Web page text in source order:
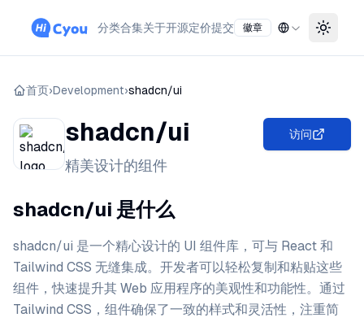
分类合集关于开源定价提交 徽章
首页›Development›shadcn/ui
shadcn/ui
精美设计的组件
访问
shadcn/ui 是什么
shadcn/ui 是一个精心设计的 UI 组件库，可与 React 和
Tailwind CSS 无缝集成。开发者可以轻松复制和粘贴这些
组件，快速提升其 Web 应用程序的美观性和功能性。通过
Tailwind CSS，组件确保了一致的样式和灵活性，注重简